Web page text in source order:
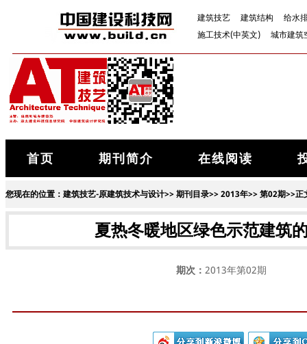
建筑技艺 建筑结构
给水
施工技术(中英文)
城市建筑
首页 期刊简介 在线阅读
您现在的位置： 建筑技艺-原建筑技术与设计>>期刊目录>>2013年>>第02期>>正
夏热冬暖地区绿色示范建筑
期次： 2013年第02期